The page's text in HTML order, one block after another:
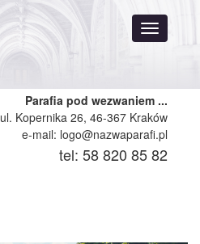
rozwijana
Parafia pod wezwaniem ...
ul. Kopernika 26, 46-367 Kraków
e-mail: logo@nazwaparafi.pl
tel: 58 820 85 82